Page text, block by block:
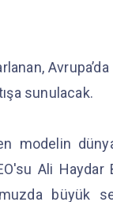
sunulacak.
modelin
Ali
büyük